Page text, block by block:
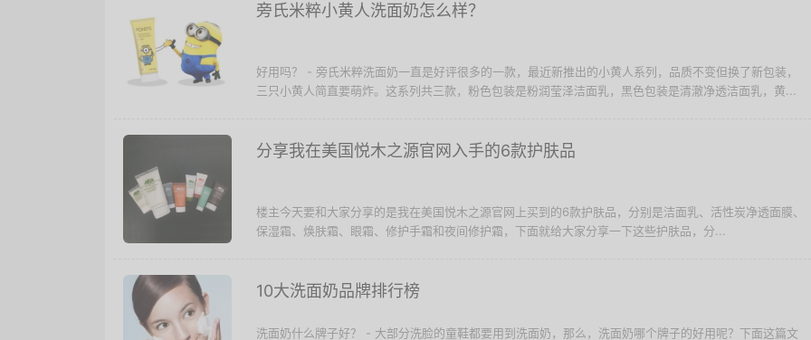
旁氏米粹小黄人洗面奶怎么样？
好用吗？ - 旁氏米粹洗面奶一直是好评很多的一款，最近新推出的小黄人系列，品质不变但换了新包装，
三只小黄人简直要萌炸。这系列共三款，粉色包装是粉润莹泽洁面乳，黑色包装是清澈净透洁面乳，黄...
分享我在美国悦木之源官网入手的6款护肤品
楼主今天要和大家分享的是我在美国悦木之源官网上买到的6款护肤品，分别是洁面乳、活性炭净透面膜、
保湿霜、焕肤霜、眼霜、修护手霜和夜间修护霜，下面就给大家分享一下这些护肤品，分...
10大洗面奶品牌排行榜
洗面奶什么牌子好？ - 大部分洗脸的童鞋都要用到洗面奶，那么，洗面奶哪个牌子的好用呢？下面这篇文